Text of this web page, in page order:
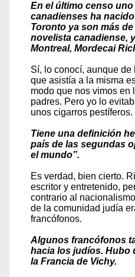
En el último censo
canadienses ha
Toronto ya son más
novelista canadiense,
Montreal, Mordecai
Sí, lo conocí, aunque de
que asistía a la misma
modo que nos vimos en
padres. Pero yo lo
unos cigarros pestíferos.
Tiene una definición
país de las segundas
el mundo”.
Es verdad, bien cierto.
escritor y entretenido,
contrario al
de la comunidad judía
francófonos.
Algunos francófonos
hacia los judíos. Hubo
la Francia de Vichy.